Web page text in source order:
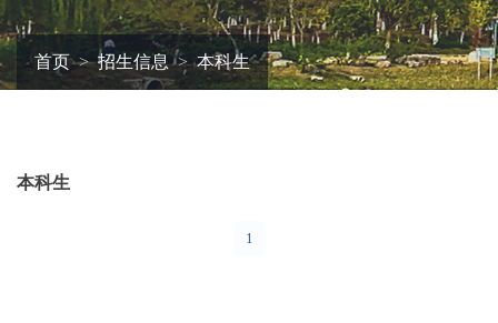
首页 招生信息 本科生
本科生
1